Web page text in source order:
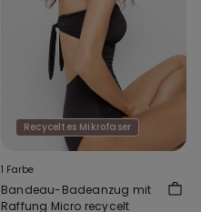
Recyceltes Mikrofaser
1 Farbe
Bandeau-Badeanzug mit
Raffung Micro recycelt